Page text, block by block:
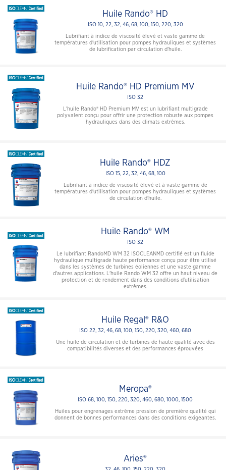
Huile Rando® HD
ISO 10, 22, 32, 46, 68, 100, 150, 220, 320
Lubrifiant à indice de viscosité élevé et vaste gamme de
températures d'utilisation pour pompes hydrauliques et systèmes
de lubrification par circulation d'huile.
Huile Rando® HD Premium MV
ISO 32
L'huile Rando® HD Premium MV est un lubrifiant multigrade
polyvalent conçu pour offrir une protection robuste aux pompes
hydrauliques dans des climats extrêmes.
Huile Rando® HDZ
ISO 15, 22, 32, 46, 68, 100
Lubrifiant à indice de viscosité élevé et à vaste gamme de
températures d'utilisation pour pompes hydrauliques et systèmes
de circulation d'huile.
Huile Rando® WM
ISO 32
Le lubrifiant RandoMD WM 32 ISOCLEANMD certifié est un fluide
hydraulique multigrade haute performance conçu pour être utilisé
dans les systèmes de turbines éoliennes et une vaste gamme
d'autres applications. L'huile Rando WM 32 offre un haut niveau de
protection et de rendement dans des conditions d'utilisation
extrêmes.
Huile Regal® R&O
ISO 22, 32, 46, 68, 100, 150, 220, 320, 460, 680
Une huile de circulation et de turbines de haute qualité avec des
compatibilités diverses et des performances éprouvées
Meropa®
ISO 68, 100, 150, 220, 320, 460, 680, 1000, 1500
Huiles pour engrenages extrême pression de première qualité qui
donnent de bonnes performances dans des conditions exigeantes.
Aries®